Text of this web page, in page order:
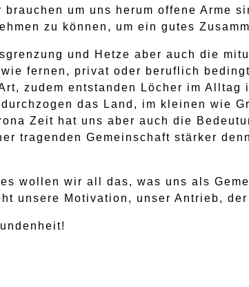
um uns herum offene Arme
zu können, um ein gutes
und Hetze aber auch die
fernen, privat oder beruflich
zudem entstanden Löcher im
das Land, im kleinen wie
Zeit hat uns aber auch die
tragenden Gemeinschaft stärker
wollen wir all das, was uns als
unsere Motivation, unser Antrieb, der